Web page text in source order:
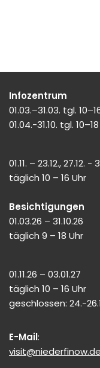
Infozentrum
01.03.–31.03. tgl.
01.04.-31.10. tgl.
01.11. – 23.12., 27.12. -
täglich 10 – 16 Uhr
Besichtigungen
01.03.26 – 31.10.26
täglich 9 – 18 Uhr
01.11.26 – 03.01.27
täglich 10 – 16 Uhr
geschlossen: 24.-
E-Mail:
visit@niederfinow.de